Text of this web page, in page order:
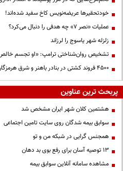
خودتحقیرها عریضه‌نویس کاخ سفید شده‌اند!
عملیات «نصر ۷» چه هدفی را دنبال می‌کرد؟
زلزله شهر یاسوج را لرزاند
تشخیص روان‌شناختی ترامپ: «او تجسم
۴۵۰۰ فروند کشتی در بنادر باهنر و شرق هرمزگان پهلو گرفتند
پربحث ترین عناوین
هشتمین کلان شهر ایران مشخص شد
سوابق بیمه شدگان روی سایت تامین اجتماعی
همجنس گرایی در شبکه من و تو
13 توصیه آسان برای رفع بوی بد دهان
مشاهده سامانه آنلاين سوابق بیمه